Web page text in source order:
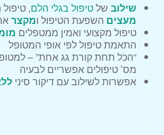
שילוב שלטיפול בגלי הלם, טיפול
מעצים השפעת הטיפול ומקצר
טיפול מקצועי ואמין ממטפלים
התאמת טיפול לפי אופי המטופל
“הכל תחת קורת גג אחת” –
מס’ טיפולים אפשריים לבעיה
אפשרות לשילוב עם דיקור סיני